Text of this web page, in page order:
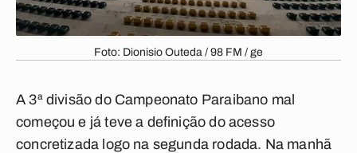
Foto: Dionisio Outeda / 98 FM / ge
A 3ª divisão do Campeonato Paraibano mal
começou e já teve a definição do acesso
concretizada logo na segunda rodada. Na manhã